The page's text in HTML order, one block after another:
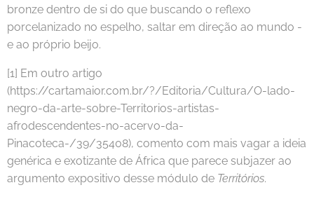
bronze dentro de si do que buscando o reflexo
porcelanizado no espelho, saltar em direção ao mundo -
e ao próprio beijo.
[1] Em outro artigo
(https://cartamaior.com.br/?/Editoria/Cultura/O-lado-
negro-da-arte-sobre-Territorios-artistas-
afrodescendentes-no-acervo-da-
Pinacoteca-/39/35408), comento com mais vagar a ideia
genérica e exotizante de África que parece subjazer ao
argumento expositivo desse módulo de Territórios.